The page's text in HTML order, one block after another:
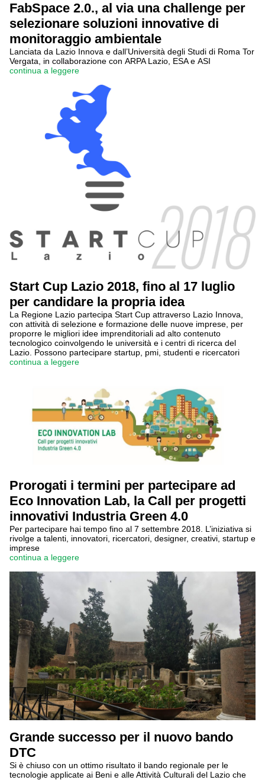
FabSpace 2.0., al via una challenge per
selezionare soluzioni innovative di
monitoraggio ambientale
Lanciata da Lazio Innova e dall’Università degli Studi di Roma Tor
Vergata, in collaborazione con ARPA Lazio, ESA e ASI
continua a leggere
Start Cup Lazio 2018, fino al 17 luglio
per candidare la propria idea
La Regione Lazio partecipa Start Cup attraverso Lazio Innova,
con attività di selezione e formazione delle nuove imprese, per
proporre le migliori idee imprenditoriali ad alto contenuto
tecnologico coinvolgendo le università e i centri di ricerca del
Lazio. Possono partecipare startup, pmi, studenti e ricercatori
continua a leggere
Prorogati i termini per partecipare ad
Eco Innovation Lab, la Call per progetti
innovativi Industria Green 4.0
Per partecipare hai tempo fino al 7 settembre 2018. L’iniziativa si
rivolge a talenti, innovatori, ricercatori, designer, creativi, startup e
imprese
continua a leggere
Grande successo per il nuovo bando
DTC
Si è chiuso con un ottimo risultato il bando regionale per le
tecnologie applicate ai Beni e alle Attività Culturali del Lazio che